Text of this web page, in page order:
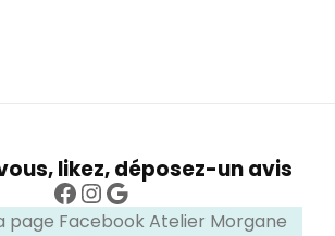
likez, déposez-un avis
Facebook
Instagram
Google
page Facebook Atelier Morgane